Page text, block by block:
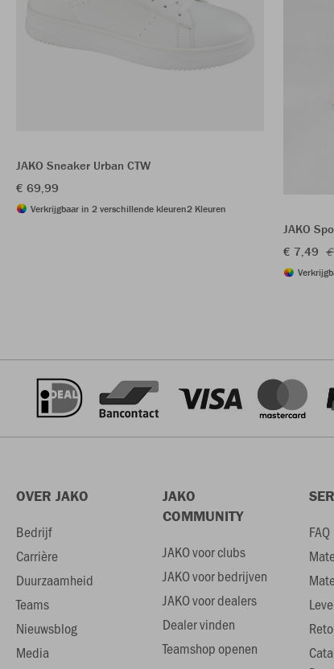
JAKO Sneaker Urban CTW
€ 69,99
Verkrijgbaar in 2 verschillende kleuren2 Kleuren
JAKO
€ 7,49
OVER JAKO
Bedrijf
Carrière
Duurzaamheid
Teams
Nieuwsblog
Media
JAKO
COMMUNITY
JAKO voor clubs
JAKO voor bedrijven
JAKO voor dealers
Dealer vinden
Teamshop openen
FAQ